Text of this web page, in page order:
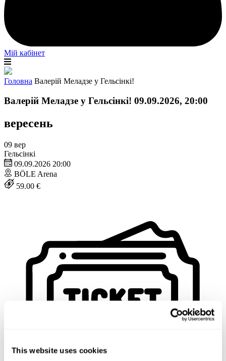
This website uses cookies
Мій кабінет
Головна Валерій Меладзе у Гельсінкі!
Валерій Меладзе у Гельсінкі! 09.09.2026, 20:00
вересень
09 вер
Гельсінкі
09.09.2026 20:00
BÖLE Arena
59.00 €